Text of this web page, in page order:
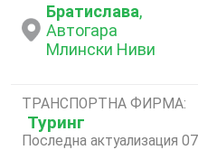
Братислава,
Автогара
Млински Ниви
ТРАНСПОРТНА ФИРМА:
Туринг
Последна актуализация